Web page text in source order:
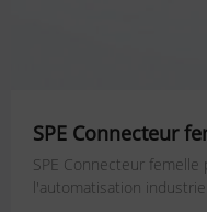
SPE Connecteur
SPE Connecteur
l'automatisation